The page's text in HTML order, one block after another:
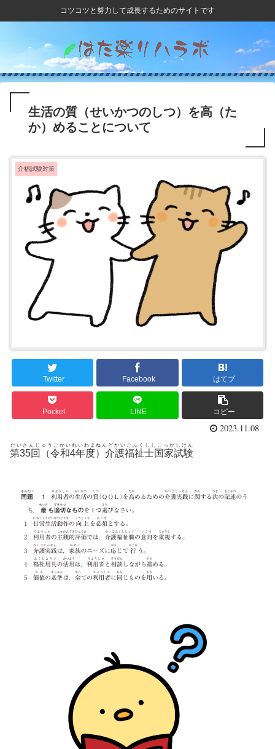
コツコツと努力して成長するためのサイトです
生活の質（せいかつのしつ）を高（た
か）めることについて
介福試験対策
Twitter Facebook はてブ
Pocket LINE コピー
2023.11.08
第35回（令和4年度）介護福祉士国家試験
だいさんじゅうごかいれいわよねんどかいごふくししこっかしけん